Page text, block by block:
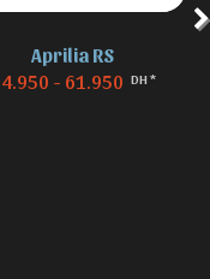
Aprilia RS
- 61.950 DH *